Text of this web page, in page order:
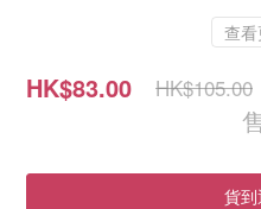
查看
HK$83.00 HK$105.00
貨